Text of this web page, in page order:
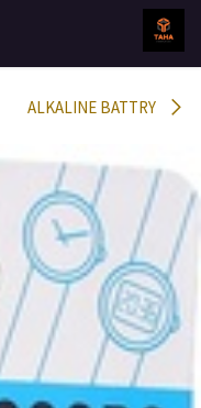
تخطي للذهاب إلى المحتوى